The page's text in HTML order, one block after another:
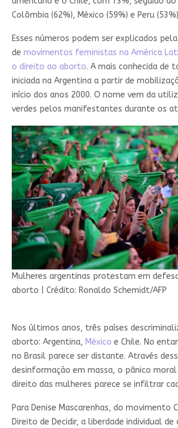
Colômbia (62%), México (59%) e Peru
Esses números podem ser explicados
de movimentos feministas na América
o direito ao aborto. A mais conhecida de
iniciada na Argentina a partir de
início dos anos 2000. O nome vem da
verdes pelos manifestantes durante os
Mulheres argentinas protestam em
aborto
Crédito: Ronaldo Schemidt/AFP
Nos últimos anos, três países
aborto: Argentina, México e Chile. No
no Brasil parece ser distante. Através
desinformação em massa, o pânico
direito das mulheres parece se infiltrar
Para Denise Mascarenhas, do movimento
Direito de Decidir, a liberdade individual